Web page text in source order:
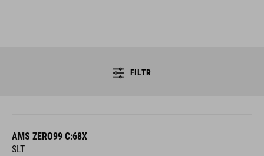
FILTR
AMS ZERO99 C:68X
SLT